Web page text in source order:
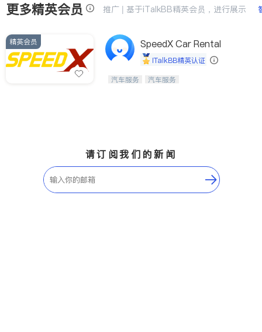
Port Coquitlam
Victoria
New Westminster
Langley
Port Moody
Maple Ridge
Kelowna
更多精英会员 推广 | 基于iTalkBB精英会员，进行展示
精英会员 SpeedX Car Rental
iTalkBB精英认证
【SpeedX私家车代理租赁】出租您的
汽车服务 汽车服务
请订阅我们的新闻